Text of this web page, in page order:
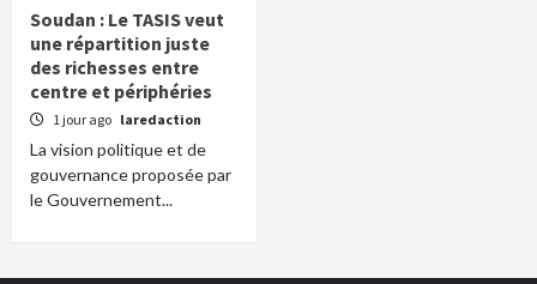
Soudan : Le TASIS veut
une répartition juste
des richesses entre
centre et périphéries
1 jour ago laredaction
La vision politique et de
gouvernance proposée par
le Gouvernement...